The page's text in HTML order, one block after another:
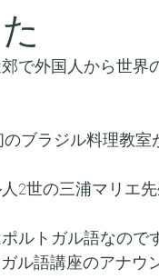
で外国人から世
のブラジル料理教室
2世の三浦マリエ先
ルトガル語なので
ル語講座のアナウ